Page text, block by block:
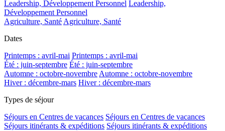
Leadership, Développement Personnel Leadership,
Développement Personnel
Agriculture, Santé Agriculture, Santé
Dates
Printemps : avril-mai Printemps : avril-mai
Été : juin-septembre Été : juin-septembre
Automne : octobre-novembre Automne : octobre-novembre
Hiver : décembre-mars Hiver : décembre-mars
Types de séjour
Séjours en Centres de vacances Séjours en Centres de vacances
Séjours itinérants & expéditions Séjours itinérants & expéditions